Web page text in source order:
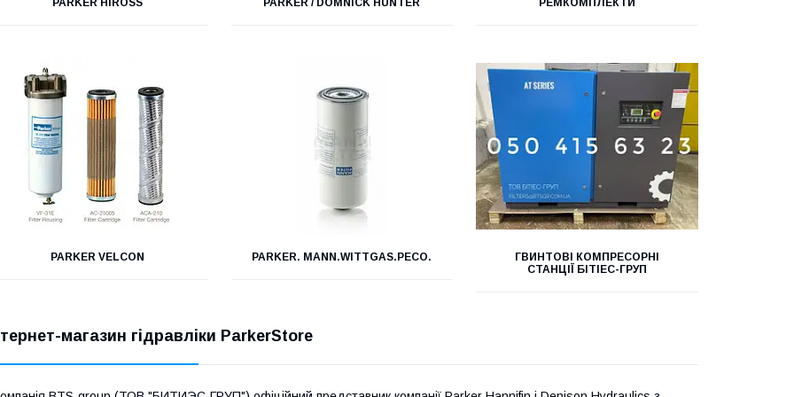
PARKER HIROSS PARKER / DOMNICK HUNTER РЕМКОМПЛЕКТИ
PARKER VELCON PARKER. MANN.WITTGAS.PECO.
ГВИНТОВІ КОМПРЕСОРНІ
СТАНЦІЇ БІТІЕС-ГРУП
магазин гідравліки ParkerStore